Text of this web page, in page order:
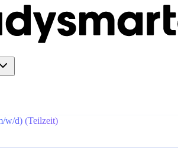
w/d) (Teilzeit)